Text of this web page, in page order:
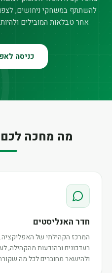
להשתתף במשחקי ניחושים,
אחר טבלאות המובילים
כניסה
מה מחכה
חדר האנליסטים
המרכז הקהילתי של
בעדכונים ובהודעות מהקהילה,
ולהישאר מחוברים לכל מה